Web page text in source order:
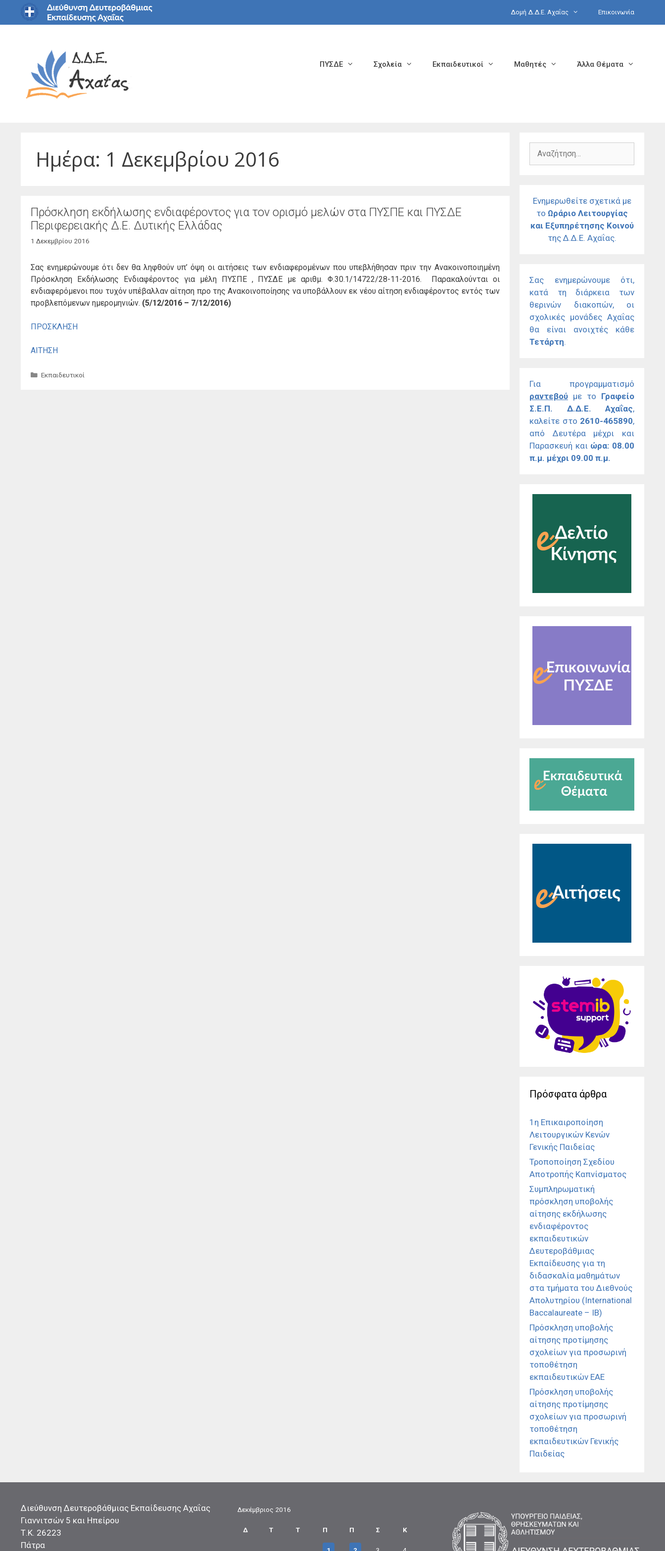
Μετάβαση
Δομή Δ.Δ.Ε. Αχαΐας Επικοινωνία
ΠΥΣΔΕ Σχολεία Εκπαιδευτικοί Μαθητές Άλλα Θέματα
Ημέρα: 1 Δεκεμβρίου 2016
Πρόσκληση εκδήλωσης ενδιαφέροντος για τον ορισμό μελών στα ΠΥΣΠΕ και ΠΥΣΔΕ
Περιφερειακής Δ.Ε. Δυτικής Ελλάδας
1 Δεκεμβρίου 2016
Σας ενημερώνουμε ότι δεν θα ληφθούν υπ’ όψη οι αιτήσεις των ενδιαφερομένων που υπεβλήθησαν πριν την Ανακοινοποιημένη
Πρόσκληση Εκδήλωσης Ενδιαφέροντος για μέλη ΠΥΣΠΕ , ΠΥΣΔΕ με αριθμ. Φ.30.1/14722/28-11-2016. Παρακαλούνται οι
ενδιαφερόμενοι που τυχόν υπέβαλλαν αίτηση προ της Ανακοινοποίησης να υποβάλλουν εκ νέου αίτηση ενδιαφέροντος εντός των
προβλεπόμενων ημερομηνιών. (5/12/2016 – 7/12/2016)
ΠΡΟΣΚΛΗΣΗ
ΑΙΤΗΣΗ
Κατηγορίες
Εκπαιδευτικοί
Αναζήτηση
Ενημερωθείτε σχετικά με
το Ωράριο Λειτουργίας
και Εξυπηρέτησης Κοινού
της Δ.Δ.Ε. Αχαΐας.
Σας ενημερώνουμε ότι,
κατά τη διάρκεια των
θερινών διακοπών, οι
σχολικές μονάδες Αχαΐας
θα είναι ανοιχτές κάθε
Τετάρτη.
Για προγραμματισμό
ραντεβού με το Γραφείο
Σ.Ε.Π. Δ.Δ.Ε. Αχαΐας,
καλείτε στο 2610-465890,
από Δευτέρα μέχρι και
Παρασκευή και ώρα: 08.00
π.μ. μέχρι 09.00 π.μ.
Πρόσφατα άρθρα
1η Επικαιροποίηση
Λειτουργικών Κενών
Γενικής Παιδείας
Τροποποίηση Σχεδίου
Αποτροπής Καπνίσματος
Συμπληρωματική
πρόσκληση υποβολής
αίτησης εκδήλωσης
ενδιαφέροντος
εκπαιδευτικών
Δευτεροβάθμιας
Εκπαίδευσης για τη
διδασκαλία μαθημάτων
στα τμήματα του Διεθνούς
Απολυτηρίου (International
Baccalaureate – IB)
Πρόσκληση υποβολής
αίτησης προτίμησης
σχολείων για προσωρινή
τοποθέτηση
εκπαιδευτικών ΕΑΕ
Πρόσκληση υποβολής
αίτησης προτίμησης
σχολείων για προσωρινή
τοποθέτηση
εκπαιδευτικών Γενικής
Παιδείας
Διεύθυνση Δευτεροβάθμιας Εκπαίδευσης Αχαΐας
Γιαννιτσών 5 και Ηπείρου
Τ.Κ. 26223
Πάτρα
Δεκέμβριος 2016
Δ Τ Τ Π Π Σ Κ